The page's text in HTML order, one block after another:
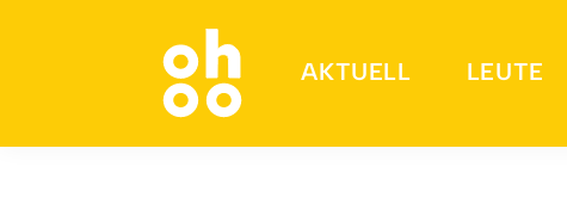
AKTUELL LEUTE